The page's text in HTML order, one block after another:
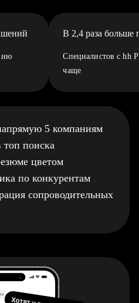
В 2,4 раза больше
Специалистов с hh
чаще
5 компаниям
топ поиска
цветом
по конкурентам
сопроводительных